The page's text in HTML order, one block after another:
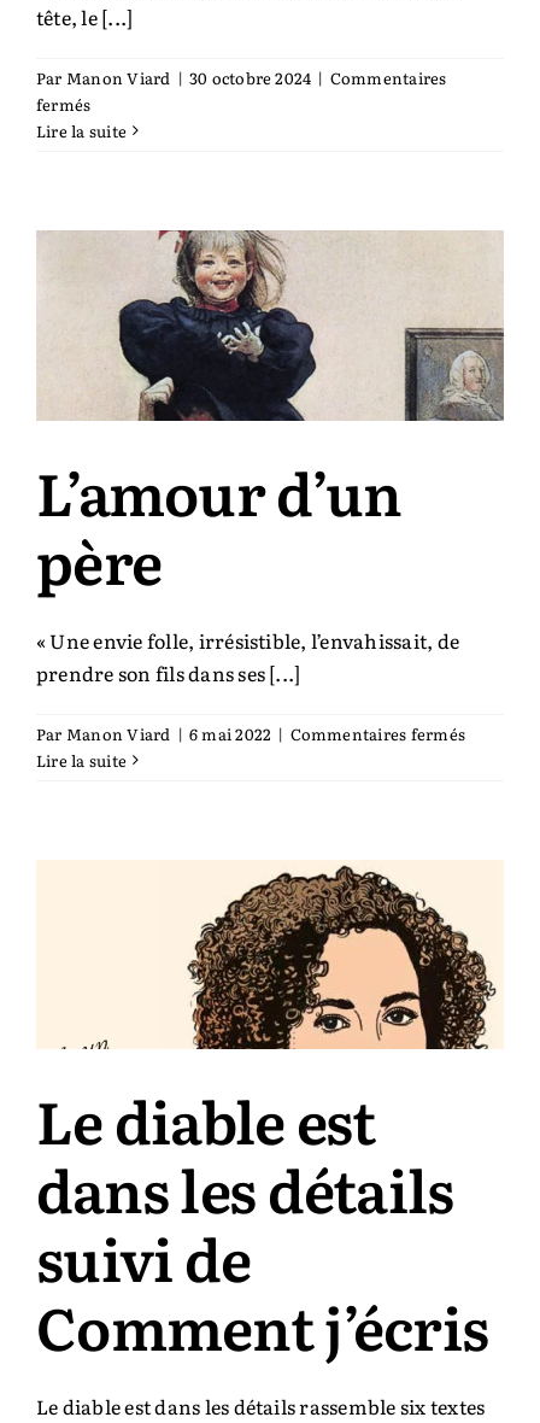
tête, le [...]
Par Manon Viard | 30 octobre 2024 | Commentaires
ferméssur
Qui
au
Lire la suite
L’amour d’un
père
« Une envie folle, irrésistible, l’envahissait, de
prendre son fils dans ses [...]
Par Manon Viard | 6 mai 2022 | Commentaires ferméssur
Lire la suite
Le diable est
dans les détails
suivi de
Comment j’écris
Le diable est dans les détails rassemble six textes